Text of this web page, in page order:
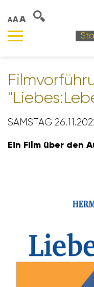
AAA
SAMSTAG
Ein Film über den